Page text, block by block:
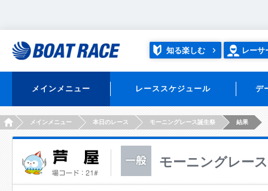
知る楽しむ レーサ
メインメニュー レーススケジュール デ
HOMEメインメニュー 本日のレース モーニングレース誕生祭 結果
モーニングレー